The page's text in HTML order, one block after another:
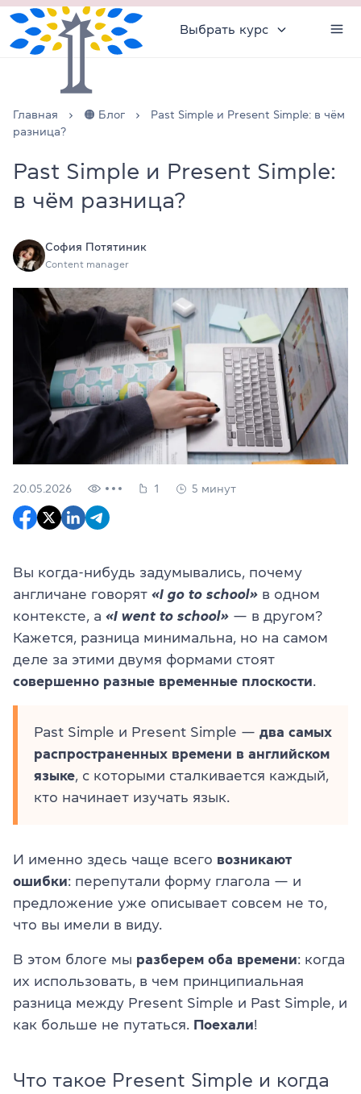
Выбрать курс
Главная 🟠 Блог
Past Simple и Present Simple: в чём
разница?
Past Simple и Present Simple:
в чём разница?
София Потятиник
Content manager
20.05.2026 1 5 минут
Вы когда-нибудь задумывались, почему
англичане говорят «I go to school» в одном
контексте, а «I went to school» — в другом?
Кажется, разница минимальна, но на самом
деле за этими двумя формами стоят
совершенно разные временные плоскости
Past Simple и Present Simple — два самых
распространенных времени в английском
языке , с которыми сталкивается каждый,
кто начинает изучать язык.
И именно здесь чаще всего возникают
ошибки: перепутали форму глагола — и
предложение уже описывает совсем не то,
что вы имели в виду.
В этом блоге мы разберем оба времени: когда
их использовать, в чем принципиальная
разница между Present Simple и Past Simple, и
как больше не путаться. Поехали!
Что такое Present Simple и когда